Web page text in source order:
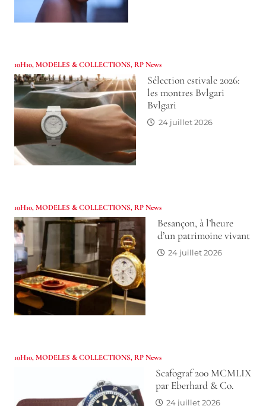
10H10,MODELES & COLLECTIONS, RP News
Sélection estivale 2026:
les montres Bvlgari
Bvlgari
24 juillet 2026
10H10,MODELES & COLLECTIONS, RP News
Besançon, à l’heure
d’un patrimoine vivant
24 juillet 2026
10H10,MODELES & COLLECTIONS, RP News
Scafograf 200 MCMLIX
par Eberhard & Co.
24 juillet 2026